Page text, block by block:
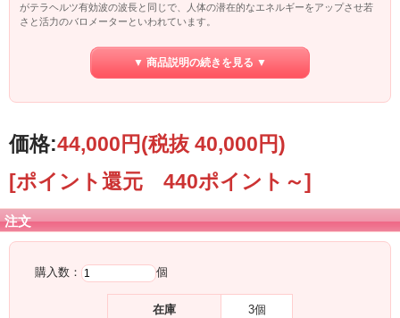
がテラヘルツ有効波の波長と同じで、人体の潜在的なエネルギーをアップさせ若
さと活力のバロメーターといわれています。
▼ 商品説明の続きを見る ▼
価格:44,000円(税抜 40,000円)
[ポイント還元 440ポイント～]
注文
購入数： 個
在庫 3個